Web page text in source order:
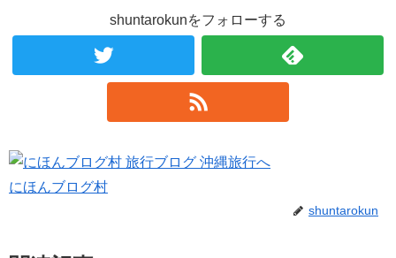
shuntarokunをフォローする
にほんブログ村
shuntarokun